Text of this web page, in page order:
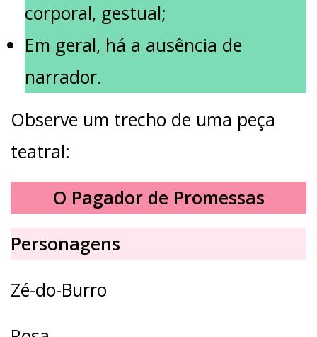
corporal, gestual;
Em geral, há a ausência de
narrador.
Observe um trecho de uma peça
teatral:
O Pagador de Promessas
Personagens
Zé-do-Burro